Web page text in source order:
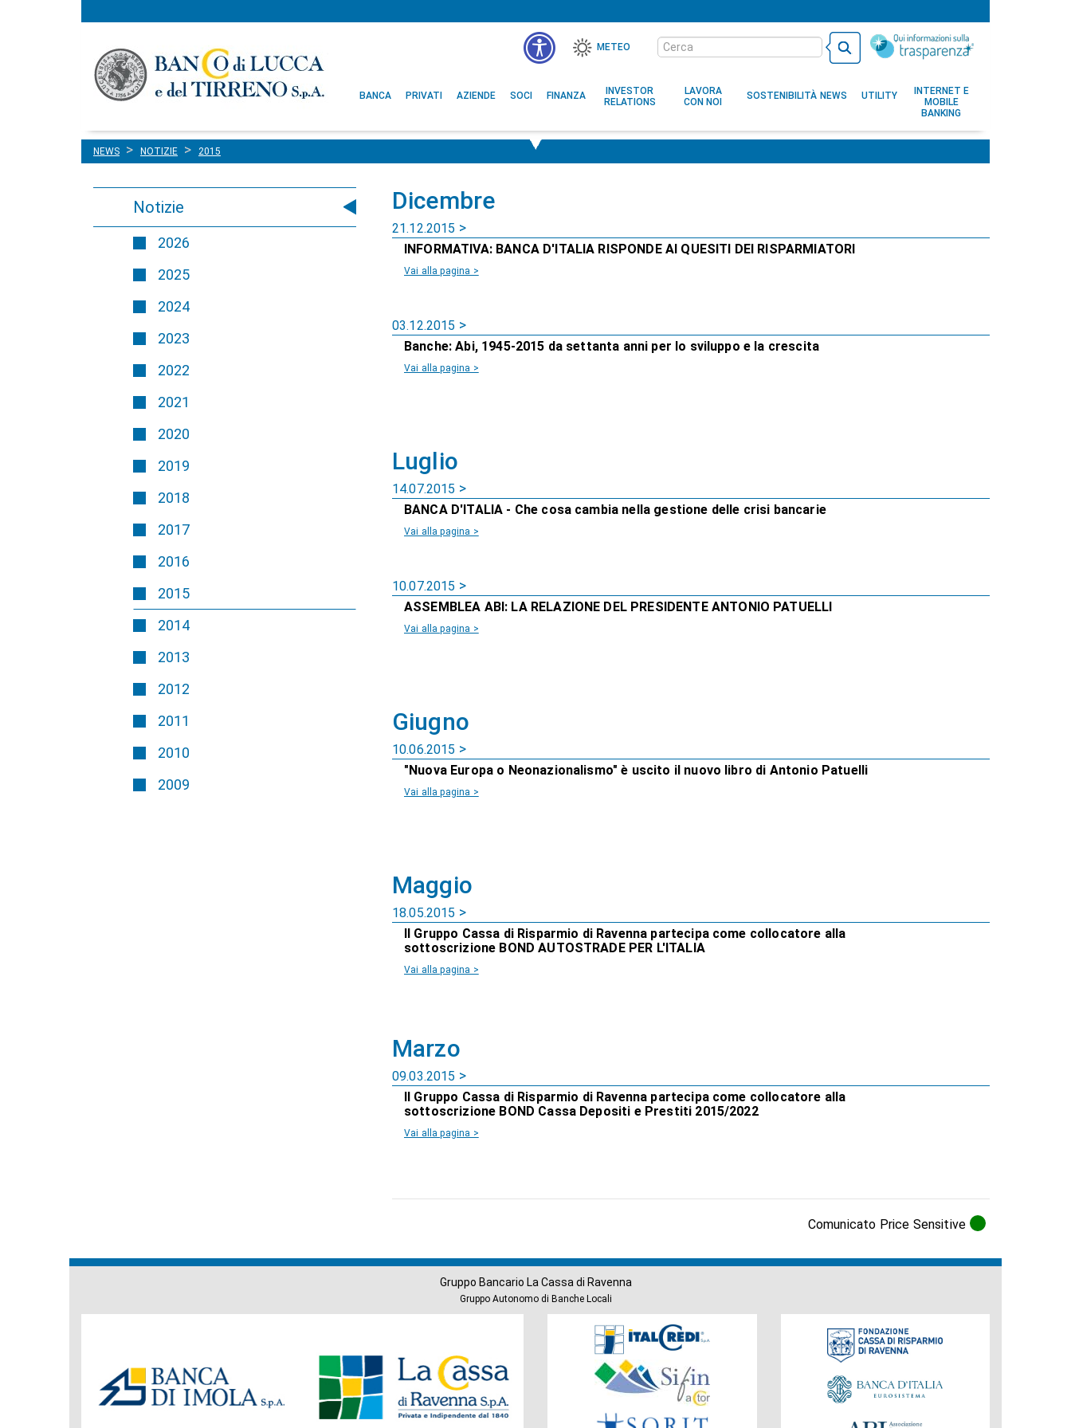
METEO
Cerca
nel
sito
principale
BANCA PRIVATI AZIENDE SOCI FINANZA
INVESTOR
RELATIONS
LAVORA
CON NOI
SOSTENIBILITÀ NEWS UTILITY
INTERNET E
MOBILE
BANKING
NEWS NOTIZIE 2015
Notizie
2026
2025
2024
2023
2022
2021
2020
2019
2018
2017
2016
2015
2014
2013
2012
2011
2010
2009
Dicembre
21.12.2015
INFORMATIVA: BANCA D'ITALIA RISPONDE AI QUESITI DEI RISPARMIATORI
Vai alla pagina >
03.12.2015
Banche: Abi, 1945-2015 da settanta anni per lo sviluppo e la crescita
Vai alla pagina >
Luglio
14.07.2015
BANCA D'ITALIA - Che cosa cambia nella gestione delle crisi bancarie
Vai alla pagina >
10.07.2015
ASSEMBLEA ABI: LA RELAZIONE DEL PRESIDENTE ANTONIO PATUELLI
Vai alla pagina >
Giugno
10.06.2015
"Nuova Europa o Neonazionalismo" è uscito il nuovo libro di Antonio Patuelli
Vai alla pagina >
Maggio
18.05.2015
Il Gruppo Cassa di Risparmio di Ravenna partecipa come collocatore alla
sottoscrizione BOND AUTOSTRADE PER L'ITALIA
Vai alla pagina >
Marzo
09.03.2015
Il Gruppo Cassa di Risparmio di Ravenna partecipa come collocatore alla
sottoscrizione BOND Cassa Depositi e Prestiti 2015/2022
Vai alla pagina >
Comunicato Price Sensitive
Gruppo Bancario La Cassa di Ravenna
Gruppo Autonomo di Banche Locali
Gruppo
Società
Gruppo
Fondazione